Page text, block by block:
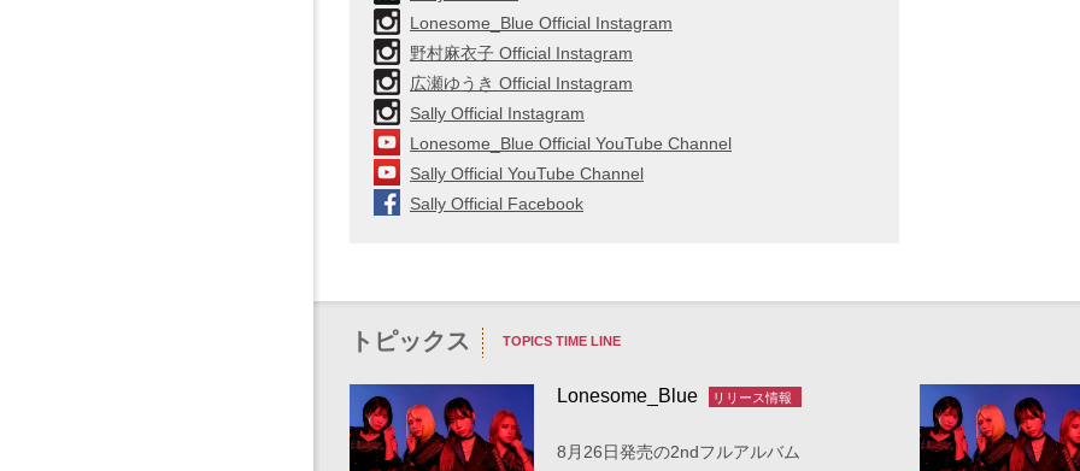
Lonesome_Blue Official Instagram
野村麻衣子 Official Instagram
広瀬ゆうき Official Instagram
Sally Official Instagram
Lonesome_Blue Official YouTube Channel
Sally Official YouTube Channel
Sally Official Facebook
トピックス TOPICS TIME LINE
Lonesome_Blue リリース情報
8月26日発売の2ndフルアルバム